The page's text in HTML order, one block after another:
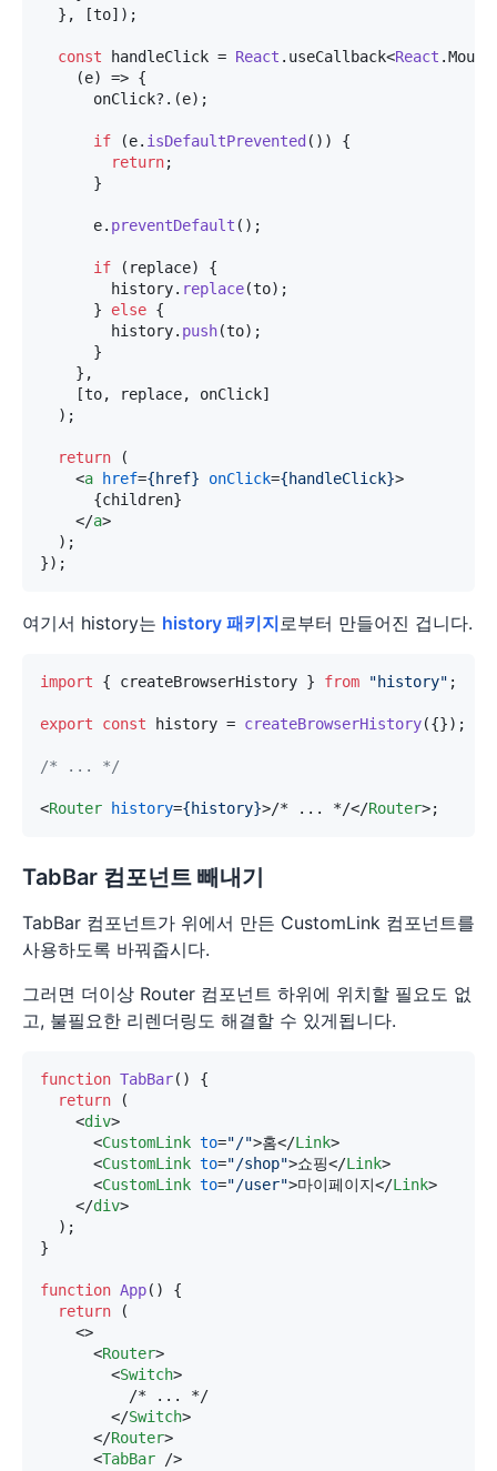
  }, [to]);
const handleClick = React . useCallback<React .
(e) => {
      onClick?.(e);
if (e. isDefaultPrevented ()) {
return;
      }
      e.
preventDefault ();
if (replace) {
        history.
replace(to);
      }
else {
        history.
push(to);
      }
    },
    [to, replace, onClick]
  );
return (
<a href={href} onClick={handleClick}>
      {children}
</a>
  );
여기서 history는 history 패키지로부터 만들어진 겁니다.
import { createBrowserHistory } from "history" ;
export const history = createBrowserHistory({});
/* ... */
<Router history={history}>/* ... */</Router>
TabBar 컴포넌트 빼내기
TabBar 컴포넌트가 위에서 만든 CustomLink 컴포넌트를
사용하도록 바꿔줍시다.
그러면 더이상 Router 컴포넌트 하위에 위치할 필요도 없
고, 불필요한 리렌더링도 해결할 수 있게됩니다.
function TabBar( ) {
return (
<div>
<CustomLink to="/">홈</Link>
<CustomLink to="/shop">쇼핑</Link>
<CustomLink to="/user">마이페이지</Link>
</div>
  );
}
function App( ) {
return (
<>
<Router>
<Switch>
          /* ... */
</Switch>
</Router>
<TabBar />